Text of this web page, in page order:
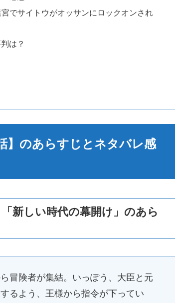
でサイトウがオッサンにロックオンされ
は？
】のあらすじとネタバレ感
新しい時代の幕開け」のあら
冒険者が集結。いっぽう、大臣と元
るよう、王様から指令が下ってい